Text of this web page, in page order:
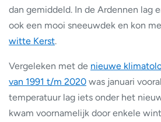
dan gemiddeld. In de Ardennen lag
ook een mooi sneeuwdek en kon
witte Kerst.
Vergeleken met de nieuwe
van 1991 t/m 2020 was januari
temperatuur lag iets onder het
kwam voornamelijk door enkele